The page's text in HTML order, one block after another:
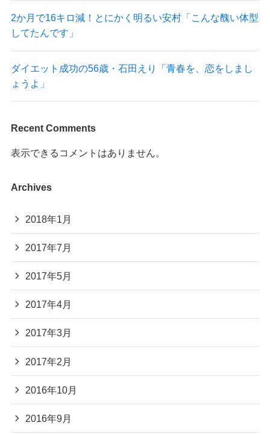
2か月で16キロ減！とにかく明るい安村「こんな醜い体型
してたんです」
ダイエット成功の56歳・石田えり「青春を、恋をしまし
ょうよ」
Recent Comments
表示できるコメントはありません。
Archives
2018年1月
2017年7月
2017年5月
2017年4月
2017年3月
2017年2月
2016年10月
2016年9月